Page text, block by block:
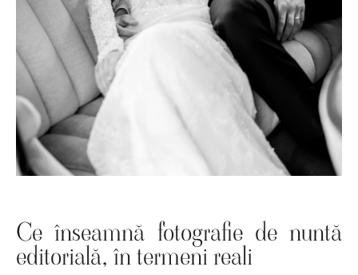
Ce înseamnă fotografie de nuntă
editorială, în termeni reali